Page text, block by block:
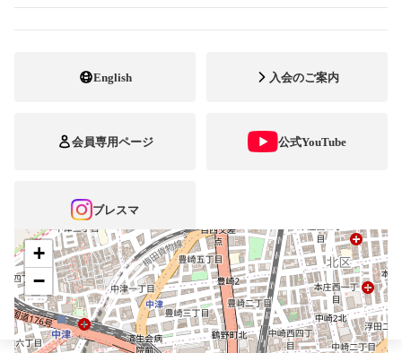
English 入会のご案内
会員専用ページ 公式YouTube
ブレスマ
電話番号 06-6485-7208
矯正診断料算定施設
+
−